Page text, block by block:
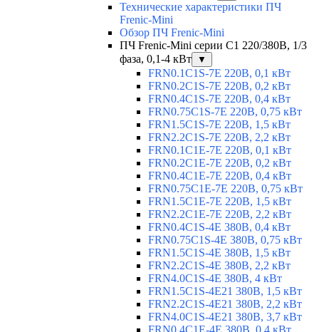
Технические характеристики ПЧ
Frenic-Mini
Обзор ПЧ Frenic-Mini
ПЧ Frenic-Mini серии C1 220/380В, 1/3
фаза, 0,1-4 кВт
▼
FRN0.1C1S-7E 220В, 0,1 кВт
FRN0.2C1S-7E 220В, 0,2 кВт
FRN0.4C1S-7E 220В, 0,4 кВт
FRN0.75C1S-7E 220В, 0,75 кВт
FRN1.5C1S-7E 220В, 1,5 кВт
FRN2.2C1S-7E 220В, 2,2 кВт
FRN0.1C1E-7E 220В, 0,1 кВт
FRN0.2C1E-7E 220В, 0,2 кВт
FRN0.4C1E-7E 220В, 0,4 кВт
FRN0.75C1E-7E 220В, 0,75 кВт
FRN1.5C1E-7E 220В, 1,5 кВт
FRN2.2C1E-7E 220В, 2,2 кВт
FRN0.4C1S-4E 380В, 0,4 кВт
FRN0.75C1S-4E 380В, 0,75 кВт
FRN1.5C1S-4E 380В, 1,5 кВт
FRN2.2C1S-4E 380В, 2,2 кВт
FRN4.0C1S-4E 380В, 4 кВт
FRN1.5C1S-4E21 380В, 1,5 кВт
FRN2.2C1S-4E21 380В, 2,2 кВт
FRN4.0C1S-4E21 380В, 3,7 кВт